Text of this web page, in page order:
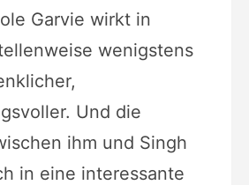
Garvie wirkt in
wenigstens
Und die
ihm und Singh
in eine interessante